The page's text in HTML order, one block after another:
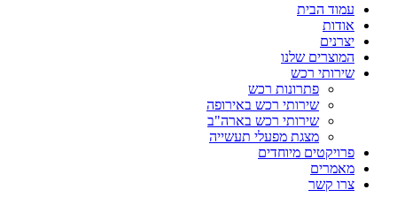
עמוד הבית
אודות
יצרנים
המוצרים שלנו
שירותי רכש
פתרונות רכש
שירותי רכש באירופה
שירותי רכש בארה"ב
מצגת מפעלי תעשייה
פרויקטים מיוחדים
מאמרים
צרו קשר